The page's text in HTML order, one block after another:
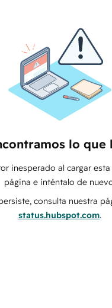
lo que
inesperado al cargar
página e inténtalo de
consulta nuestra
status.hubspot.com.